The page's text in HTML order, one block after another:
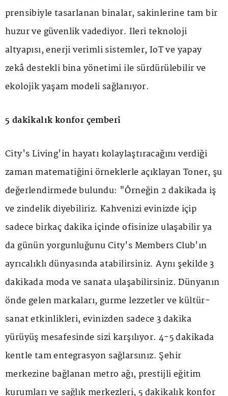
prensibiyle tasarlanan binalar, sakinlerine tam bir
huzur ve güvenlik vadediyor. İleri teknoloji
altyapısı, enerji verimli sistemler, IoT ve yapay
zekâ destekli bina yönetimi ile sürdürülebilir ve
ekolojik yaşam modeli sağlanıyor.
5 dakikalık konfor çemberi
City's Living'in hayatı kolaylaştıracağını verdiği
zaman matematiğini örneklerle açıklayan Toner, şu
değerlendirmede bulundu: "Örneğin 2 dakikada iş
ve zindelik diyebiliriz. Kahvenizi evinizde içip
sadece birkaç dakika içinde ofisinize ulaşabilir ya
da günün yorgunluğunu City's Members Club'ın
ayrıcalıklı dünyasında atabilirsiniz. Aynı şekilde 3
dakikada moda ve sanata ulaşabilirsiniz. Dünyanın
önde gelen markaları, gurme lezzetler ve kültür-
sanat etkinlikleri, evinizden sadece 3 dakika
yürüyüş mesafesinde sizi karşılıyor. 4-5 dakikada
kentle tam entegrasyon sağlarsınız. Şehir
merkezine bağlanan metro ağı, prestijli eğitim
kurumları ve sağlık merkezleri, 5 dakikalık konfor